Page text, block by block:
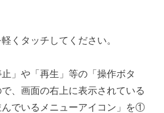
くタッチしてください。
」や「再生」等の「操作ボタ
、画面の右上に表示されている
んでいるメニューアイコン」を①